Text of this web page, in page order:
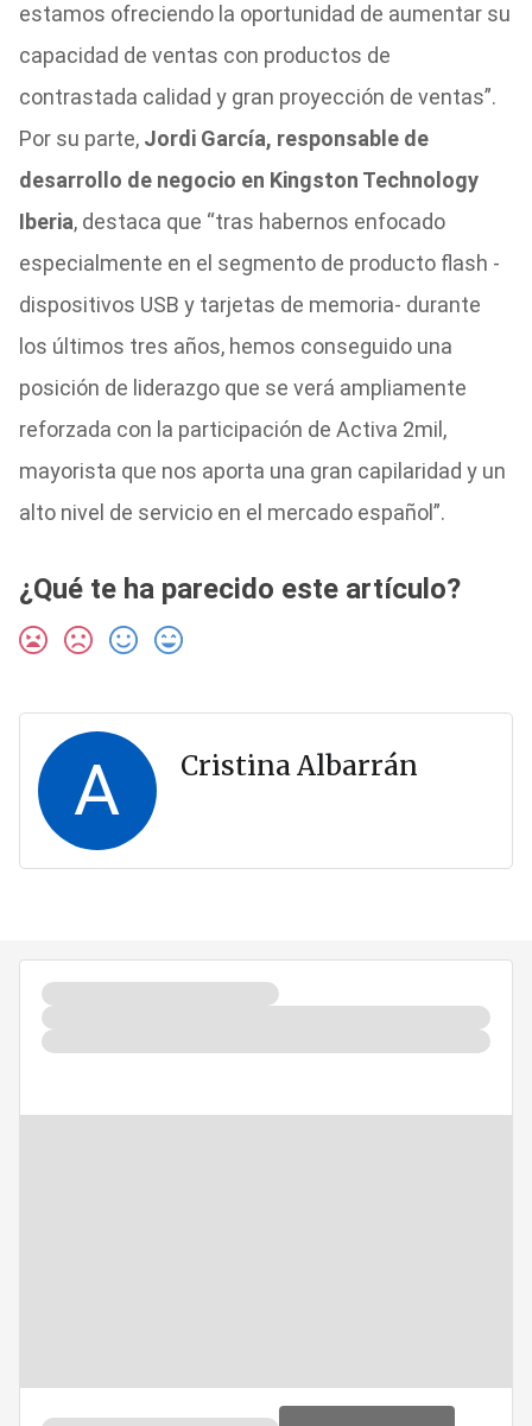
estamos ofreciendo la oportunidad de aumentar su
capacidad de ventas con productos de
contrastada calidad y gran proyección de ventas”.
Por su parte, Jordi García, responsable de
desarrollo de negocio en Kingston Technology
Iberia, destaca que “tras habernos enfocado
especialmente en el segmento de producto flash -
dispositivos USB y tarjetas de memoria- durante
los últimos tres años, hemos conseguido una
posición de liderazgo que se verá ampliamente
reforzada con la participación de Activa 2mil,
mayorista que nos aporta una gran capilaridad y un
alto nivel de servicio en el mercado español”.
¿Qué te ha parecido este artículo?
A Cristina Albarrán